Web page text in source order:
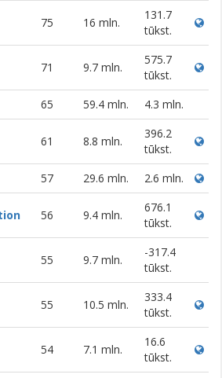
75 16 mln.
131.7
tūkst.
71 9.7 mln.
575.7
tūkst.
65 59.4 mln. 4.3 mln.
61 8.8 mln.
396.2
tūkst.
57 29.6 mln. 2.6 mln.
56 9.4 mln.
676.1
tūkst.
55 9.7 mln.
-317.4
tūkst.
55 10.5 mln.
333.4
tūkst.
54 7.1 mln.
16.6
tūkst.